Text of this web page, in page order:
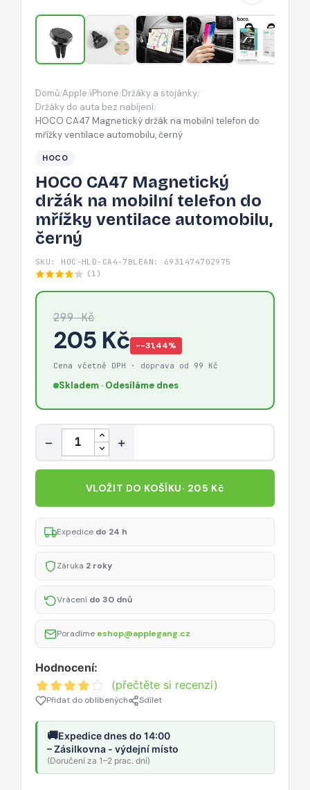
telefon
do
mřížky
ventilace
černý
Domů/Apple/iPhone/Držáky a stojánky/
Držáky do auta bez nabíjení/
HOCO CA47 Magnetický držák na mobilní telefon do
mřížky ventilace automobilu, černý
HOCO
HOCO CA47 Magnetický
držák na mobilní telefon do
mřížky ventilace automobilu,
černý
SKU: HOC-HLD-CA4-7BL EAN: 6931474702975
(1)
299 Kč
205 Kč −-31,44%
Cena včetně DPH · doprava od 99 Kč
Skladem · Odesíláme dnes
Množství
− +
VLOŽIT DO KOŠÍKU· 205 Kč
Expedice do 24 h
Záruka 2 roky
Vrácení do 30 dnů
Poradíme eshop@applegang.cz
Hodnocení:
(přečtěte si recenzi)
Přidat do oblíbených Sdílet
🚚Expedice dnes do 14:00
– Zásilkovna - výdejní místo
(Doručení za 1–2 prac. dní)